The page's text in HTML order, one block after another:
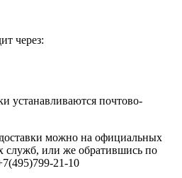
через:
устанавливаются почтово-
можно на официальных
служб, или же обратившись по
21-10